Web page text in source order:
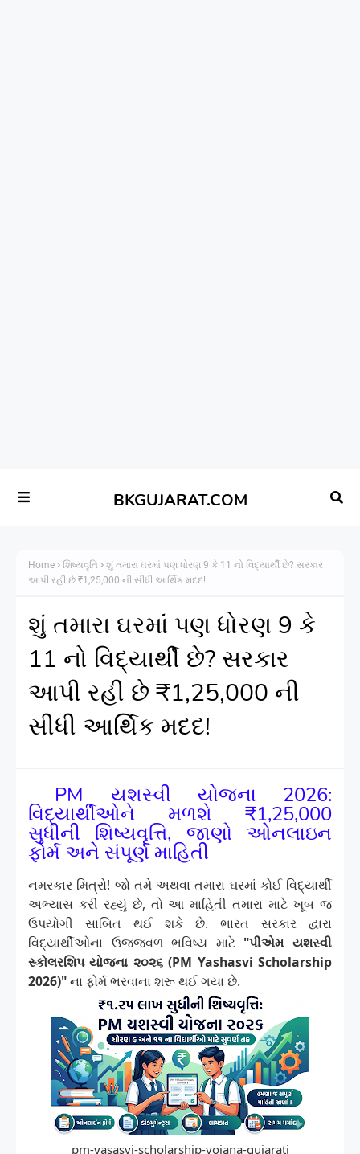
BKGUJARAT.COM
Home શિષ્યવૃતિ
શું તમારા ઘરમાં પણ ધોરણ 9 કે 11 નો વિદ્યાર્થી છે? સરકાર
આપી રહી છે ₹1,25,000 ની સીધી આર્થિક મદદ!
શું તમારા ઘરમાં પણ ધોરણ 9 કે
11 નો વિદ્યાર્થી છે? સરકાર
આપી રહી છે ₹1,25,000 ની
સીધી આર્થિક મદદ!
PM યશસ્વી યોજના 2026:
વિદ્યાર્થીઓને મળશે ₹1,25,000
સુધીની શિષ્યવૃત્તિ, જાણો ઓનલાઇન
ફોર્મ અને સંપૂર્ણ માહિતી
નમસ્કાર મિત્રો! જો તમે અથવા તમારા ઘરમાં કોઈ વિદ્યાર્થી
અભ્યાસ કરી રહ્યું છે, તો આ માહિતી તમારા માટે ખૂબ જ
ઉપયોગી સાબિત થઈ શકે છે. ભારત સરકાર દ્વારા
વિદ્યાર્થીઓના ઉજ્જવળ ભવિષ્ય માટે "પીએમ યશસ્વી
સ્કોલરશિપ યોજના ૨૦૨૬ (PM Yashasvi Scholarship
2026)"ના ફોર્મ ભરવાના શરૂ થઈ ગયા છે.
pm-yasasvi-scholarship-yojana-gujarati